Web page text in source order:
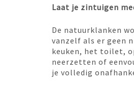
Laat je zintuigen
De natuurklanken
vanzelf als er geen
keuken, het toilet,
neerzetten of
je volledig